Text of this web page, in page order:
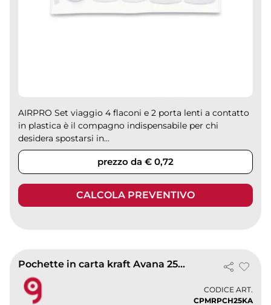
AIRPRO Set viaggio 4 flaconi e 2 porta lenti a contatto
in plastica è il compagno indispensabile per chi
desidera spostarsi in...
prezzo da € 0,72
CALCOLA PREVENTIVO
Pochette in carta kraft Avana 25x31 cm con patella adesiva -
CODICE ART.
CPMRPCH25KA